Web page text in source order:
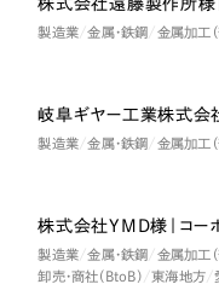
株式会社遠藤製作所様
製造業 金属・鉄鋼 金属加工（
岐阜ギヤー工業株式会
製造業 金属・鉄鋼 金属加工（
株式会社YMD様｜コー
製造業 金属・鉄鋼 金属加工（
卸売・商社（BtoB）
東海地方